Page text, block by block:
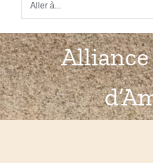
Aller à...